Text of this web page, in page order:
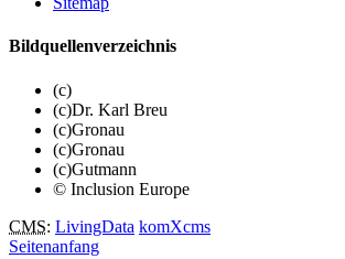
Bildquellenverzeichnis
(c)
(c)Dr. Karl Breu
(c)Gronau
(c)Gronau
(c)Gutmann
© Inclusion Europe
CMS: LivingData komXcms
Seitenanfang